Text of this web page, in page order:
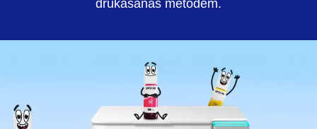
drukāšanas metodēm.